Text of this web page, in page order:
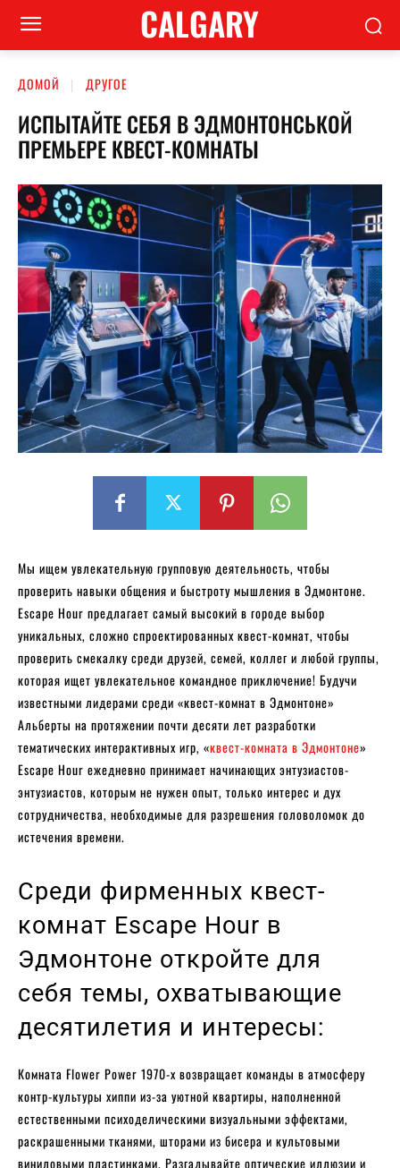
CALGARY
ДОМОЙ ДРУГОЕ
ИСПЫТАЙТЕ СЕБЯ В ЭДМОНТОНСЬКОЙ
ПРЕМЬЕРЕ КВЕСТ-КОМНАТЫ
Мы ищем увлекательную групповую деятельность, чтобы
проверить навыки общения и быстроту мышления в Эдмонтоне.
Escape Hour предлагает самый высокий в городе выбор
уникальных, сложно спроектированных квест-комнат, чтобы
проверить смекалку среди друзей, семей, коллег и любой группы,
которая ищет увлекательное командное приключение! Будучи
известными лидерами среди «квест-комнат в Эдмонтоне»
Альберты на протяжении почти десяти лет разработки
тематических интерактивных игр, «квест-комната в Эдмонтоне»
Escape Hour ежедневно принимает начинающих энтузиастов-
энтузиастов, которым не нужен опыт, только интерес и дух
сотрудничества, необходимые для разрешения головоломок до
истечения времени.
Среди фирменных квест-
комнат Escape Hour в
Эдмонтоне откройте для
себя темы, охватывающие
десятилетия и интересы:
Комната Flower Power 1970-х возвращает команды в атмосферу
контр-культуры хиппи из-за уютной квартиры, наполненной
естественными психоделическими визуальными эффектами,
раскрашенными тканями, шторами из бисера и культовыми
виниловыми пластинками. Разгадывайте оптические иллюзии и